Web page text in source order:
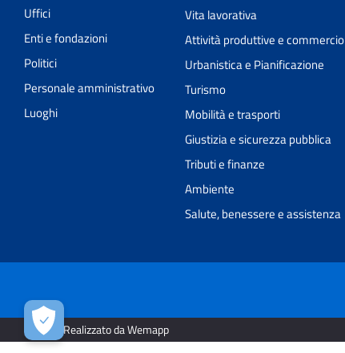
Uffici
Enti e fondazioni
Politici
Personale amministrativo
Luoghi
Vita lavorativa
Attività produttive e commercio
Urbanistica e Pianificazione
Turismo
Mobilità e trasporti
Giustizia e sicurezza pubblica
Tributi e finanze
Ambiente
Salute, benessere e assistenza
2026 | Realizzato da Wemapp